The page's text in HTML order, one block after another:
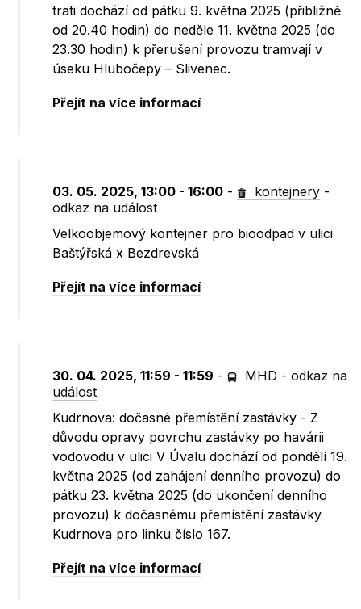
trati dochází od pátku 9. května 2025 (přibližně
od 20.40 hodin) do neděle 11. května 2025 (do
23.30 hodin) k přerušení provozu tramvají v
úseku Hlubočepy – Slivenec.
Přejít na více informací
03. 05. 2025, 13:00 - 16:00 - kontejnery -
odkaz na událost
Velkoobjemový kontejner pro bioodpad v ulici
Baštýřská x Bezdrevská
Přejít na více informací
30. 04. 2025, 11:59 - 11:59 - MHD -odkaz na
událost
Kudrnova: dočasné přemístění zastávky - Z
důvodu opravy povrchu zastávky po havárii
vodovodu v ulici V Úvalu dochází od pondělí 19.
května 2025 (od zahájení denního provozu) do
pátku 23. května 2025 (do ukončení denního
provozu) k dočasnému přemístění zastávky
Kudrnova pro linku číslo 167.
Přejít na více informací